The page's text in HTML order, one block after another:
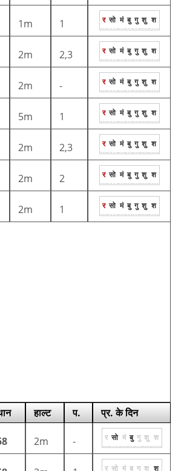
1m 1 र सो मं बु गु शु श
2m 2,3 र सो मं बु गु शु श
2m - र सो मं बु गु शु श
5m 1 र सो मं बु गु शु श
2m 2,3 र सो मं बु गु शु श
2m 2 र सो मं बु गु शु श
2m 1 र सो मं बु गु शु श
हाल्ट प. प्र. के दिन
2m - र सो मं बु गु शु श
र सो मं बु गु शु श